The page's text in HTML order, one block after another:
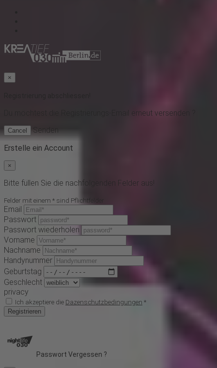
×
die Registrierungs-Email erneut versenden ?
Cancel
Senden
Erstelle ein Account
×
Bitte füllen Sie die nachfolgenden Felder aus!
Felder mit einem * sind Pflichtfelder
Email
Passwort
Passwort wiederholen
Vorname
Nachname
Handynummer
Geburtstag
Geschlecht
privacy
Ich akzeptiere die Dazenschutzbedingungen *
Registrieren
Passwort Vergessen ?